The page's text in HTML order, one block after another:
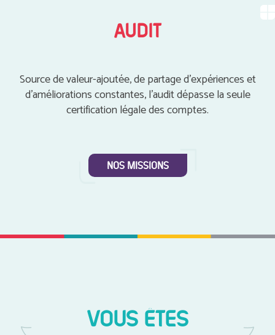
AUDIT
Source de valeur-ajoutée, de partage d’expériences et
d’améliorations constantes, l'audit dépasse la seule
certification légale des comptes.
NOS MISSIONS
VOUS ÊTES